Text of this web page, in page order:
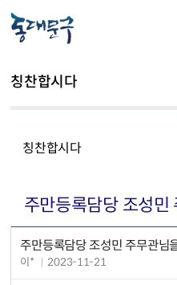
칭찬합시다
칭찬합시다
주만등록담당 조성
주만등록담당 조성민 주무관님
이* 2023-11-21